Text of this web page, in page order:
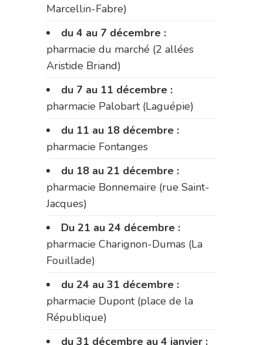
Marcellin-Fabre)
du 4 au 7 décembre :
pharmacie du marché (2 allées
Aristide Briand)
du 7 au 11 décembre :
pharmacie Palobart (Laguépie)
du 11 au 18 décembre :
pharmacie Fontanges
du 18 au 21 décembre :
pharmacie Bonnemaire (rue Saint-
Jacques)
Du 21 au 24 décembre :
pharmacie Charignon-Dumas (La
Fouillade)
du 24 au 31 décembre :
pharmacie Dupont (place de la
République)
du 31 décembre au 4 janvier :